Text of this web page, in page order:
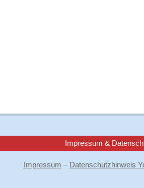
Impressum &
Impressum – Datenschutzhinweis